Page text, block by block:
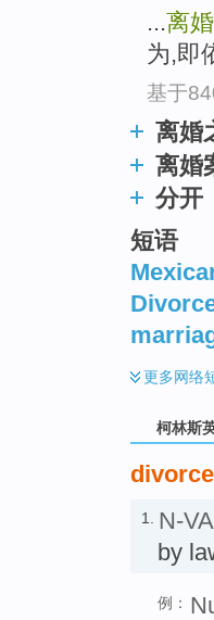
...离婚
为,即
基于
离婚
离婚
分开
短语
更多网络
柯林斯
divorce
1. N-
by
例：